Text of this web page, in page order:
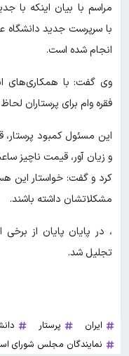
مراسم با بیان اینکه با
با سرپرست جدید دانشگاه
انجام شده است.
فقره وام برای پرستاران
این مسئول کمبود
و زیان آور، قیمت ناچیز
کرد و گفت: خواستار این
مشکلاتشان داشته باشند.
، در پایان پایان از برخی
تجلیل شد.
ایران پرستار
نمایندگان مجلس شورای